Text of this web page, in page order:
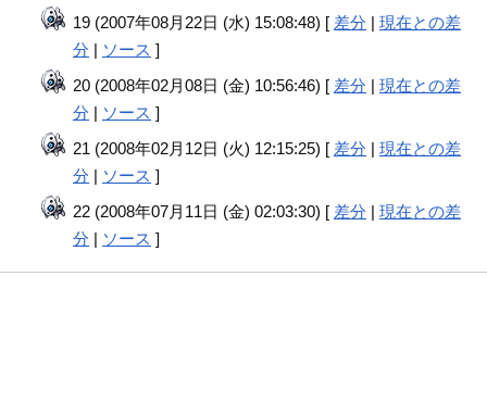
19 (2007年08月22日 (水) 15:08:48) [ 差分 |現在との差
分 | ソース ]
20 (2008年02月08日 (金) 10:56:46) [ 差分 |現在との差
分 | ソース ]
21 (2008年02月12日 (火) 12:15:25) [ 差分 |現在との差
分 | ソース ]
22 (2008年07月11日 (金) 02:03:30) [ 差分 |現在との差
分 | ソース ]